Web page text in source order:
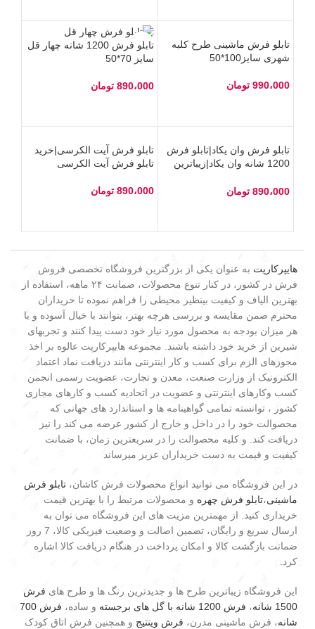
تابلو فرش ماشینی طرح کلبه
شهری سایز100*50
990،000 تومان
تابلو فرش 1200 شانه چهار قل
سایز 70*50
890،000 تومان
تابلو فرش وان یکاد|تابلو فرش
1200 شانه وان یکاد|زیباترین
890،000 تومان
تابلو فرش آیت الکرسی|خرید
تابلو فرش آیت الکرسی
890،000 تومان
هایپرکارپت به عنوان یکی از بزرگترین فروشگاه تخصصی فروش
فرش در کشور، در کنار تنوع محصولات، ضمانت ۲۴ ماهه، استفاده از
بهترین الیاف و کیفیت بینظیر محیطی را فراهم نموده تا خریداران
محترم ضمن مقایسه و بررسی هرچه بهتر، بتوانند با خیال آسوده و با
هر میزان بودجه به محصول مورد نیاز خود دست پیدا کنند و تجربهای
شیرین از خرید خود داشته باشند. مجموعه هایپرکارپت عالوه بر اخذ
مجوزهای الزم برای کسب و کار اینترنتی مانند دریافت نماد اعتماد
الکترونیک از وزارت صنعت، معدن و تجارت، عضویت رسمی انجمن
کسب وکارهای اینترنتی و عضویت در اتحادیه کسب و کارهای مجازی
کشور ، توانسته تمامی گواهینامه ها و استاندارد های جهانی که
محصوالت خود را در داخل و خارج از کشور عرضه می کند را نیز
دریافت کند. و کلیه محصوالت را در سریعترین زمان، با ضمانت
کیفیت و قیمت به دست خریداران عزیز میرساند
در این فروشگاه می توانید انواع محصولات فرش کاشان، تابلو فرش
ماشینی،تابلو فرش چهره و محصولات مرتبط را با بهترین قیمت
خریداری کنید. از مهمترین مزیت های این فروشگاه می توان به
ارسال سریع و رایگان، تضمین اصالت و وضعیت فیزیکی کالا، 7 روز
ضمانت بازگشت کالا و امکان پرداخت در هنگام دریافت کالا اشاره
کرد.
این فروشگاه زیباترین طرح ها و جدیدترین رنگ ها و طرح های فرش
1500 شانه
، فرش 1200 شانه با گل های برجسته و ساده،
فرش 700
شانه، فرش ماشینی مدرن، فرش وینتیج و همچنین فرش اتاق کودک